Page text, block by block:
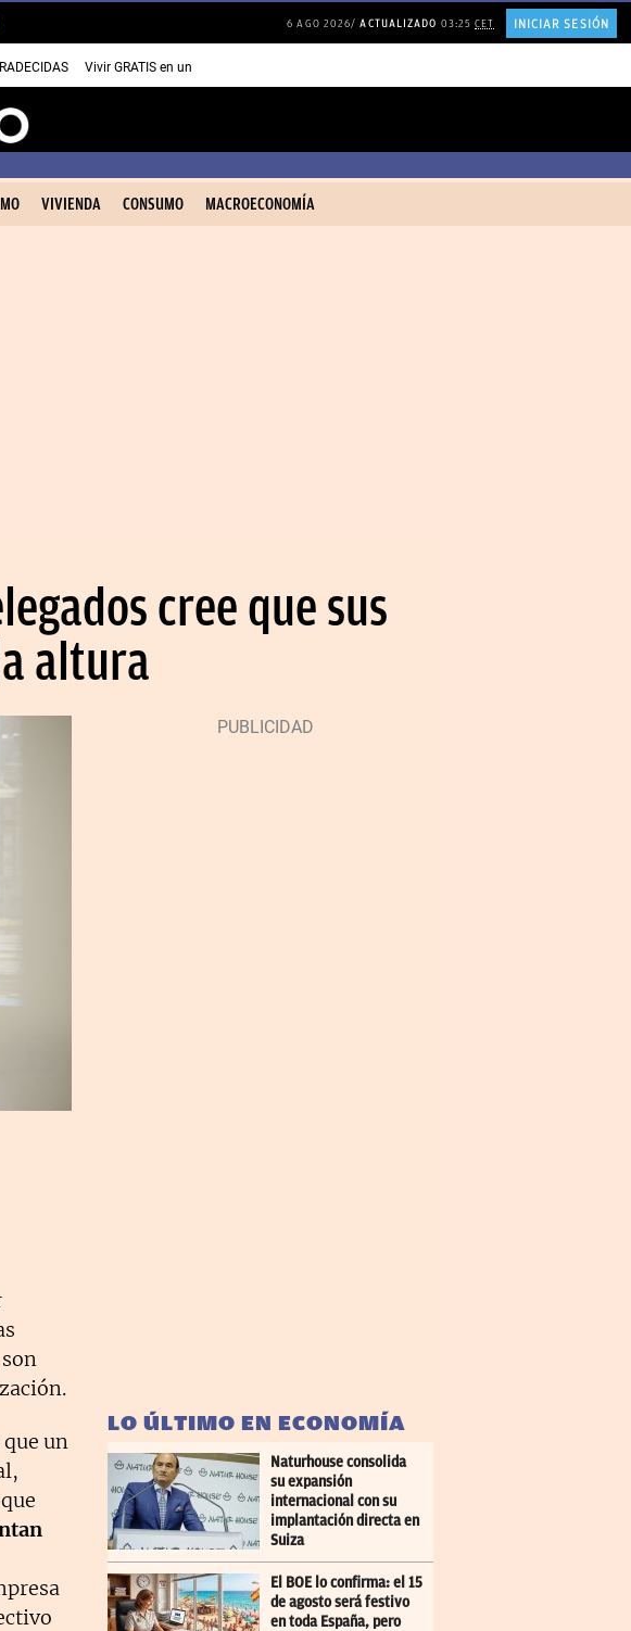
6 AGO 2026 ACTUALIZADO 03:25CET INICIAR SESIÓN
Vivir GRATIS en una ISLA en GRECIA
VIVIENDA CONSUMO MACROECONOMÍA
cree que sus
altura
son
un
LO ÚLTIMO EN ECONOMÍA
Naturhouse consolida
su expansión
internacional con su
implantación directa en
Suiza
El BOE lo confirma: el 15
de agosto será festivo
en toda España, pero